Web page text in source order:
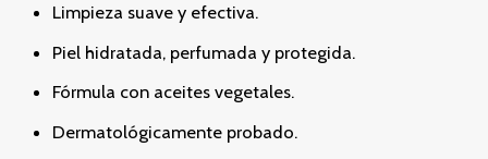
Limpieza suave y efectiva.
Piel hidratada, perfumada y protegida.
Fórmula con aceites vegetales.
Dermatológicamente probado.